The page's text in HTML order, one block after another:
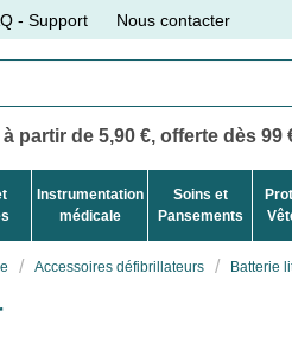
- Support Nous contacter
partir de 5,90 €, offerte dès 99
Instrumentation
médicale
Soins et
Pansements
Accessoires défibrillateurs Batterie